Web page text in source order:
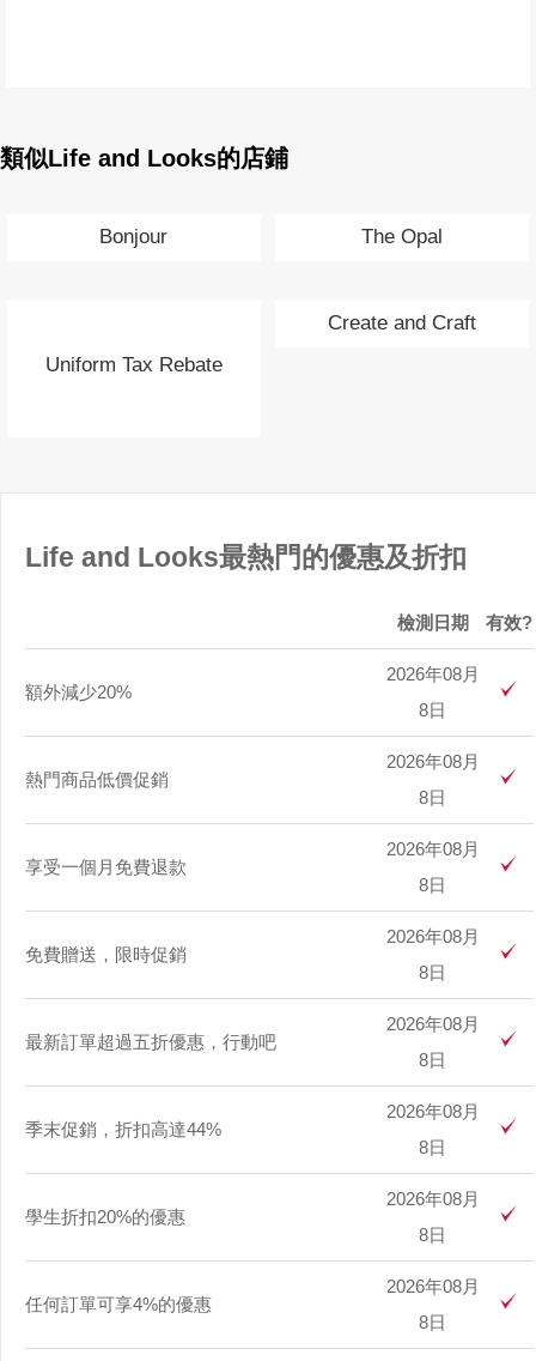
類似Life and Looks的店鋪
Bonjour The Opal
Uniform Tax Rebate
Create and Craft
Life and Looks最熱門的優惠及折扣
檢測日期 有效?
額外減少20%
2026年08月
8日
熱門商品低價促銷
2026年08月
8日
享受一個月免費退款
2026年08月
8日
免費贈送，限時促銷
2026年08月
8日
最新訂單超過五折優惠，行動吧
2026年08月
8日
季末促銷，折扣高達44%
2026年08月
8日
學生折扣20%的優惠
2026年08月
8日
任何訂單可享4%的優惠
2026年08月
8日